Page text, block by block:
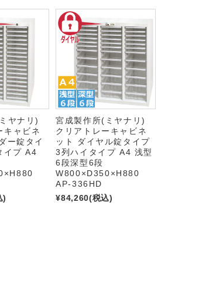
ヤナリ)
キャビネ
ー錠タイ
イプ A4
)
宮成製作所(ミヤナリ)
クリアトレーキャビネ
ット ダイヤル錠タイプ
3列ハイタイプ A4 浅型
6段深型6段
W800×D350×H880
AP-336HD
¥84,260(税込)